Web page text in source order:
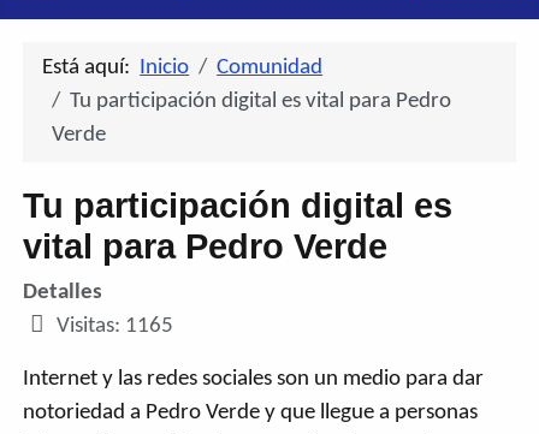
Está aquí: Inicio
Comunidad
Tu participación digital es vital para Pedro
Verde
Tu participación digital es
vital para Pedro Verde
Detalles
Visitas: 1165
Internet y las redes sociales son un medio para dar
notoriedad a Pedro Verde y que llegue a personas